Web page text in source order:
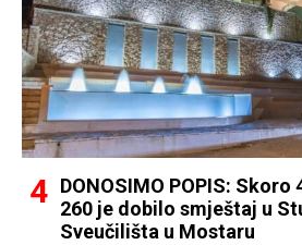
DONOSIMO POPIS: Skoro
260 je dobilo smještaj u
Sveučilišta u Mostaru